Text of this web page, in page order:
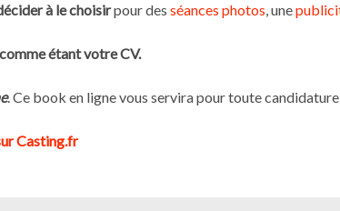
à le choisirpour des séances photos, une
étant votre CV.
. Ce book en ligne vous servira pour toute
Casting.fr